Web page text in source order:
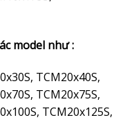
model như :
TCM20x40S,
TCM20x75S,
TCM20x125S,